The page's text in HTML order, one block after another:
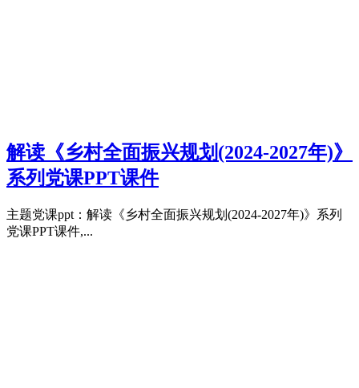
解读《乡村全面振兴规划(2024-2027年)》
系列党课PPT课件
主题党课ppt：解读《乡村全面振兴规划(2024-2027年)》系列
党课PPT课件,...